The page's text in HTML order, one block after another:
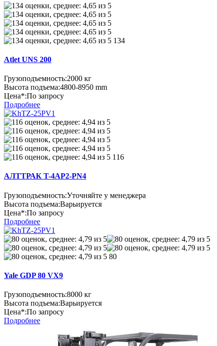
134
Atlet UNS 200
Грузоподъемность:2000 кг
Высота подъема:4800-8950 mm
Цена*:По запросу
Подробнее
116
АЛТТРАК T-4AP2-PN4
Грузоподъемность:Уточняйте у менеджера
Высота подъема:Варьируется
Цена*:По запросу
Подробнее
80
Yale GDP 80 VX9
Грузоподъемность:8000 кг
Высота подъема:Варьируется
Цена*:По запросу
Подробнее